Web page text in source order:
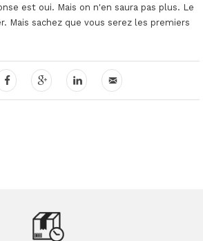
est oui. Mais on n'en saura pas plus. Le
Mais sachez que vous serez les premiers